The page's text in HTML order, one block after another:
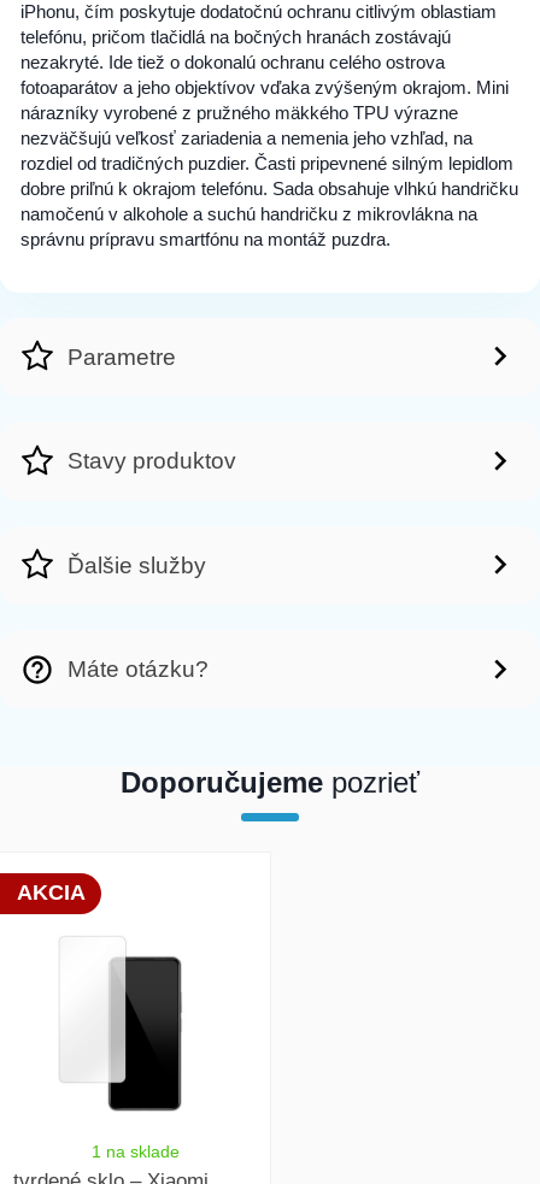
iPhonu, čím poskytuje dodatočnú ochranu citlivým oblastiam
telefónu, pričom tlačidlá na bočných hranách zostávajú
nezakryté. Ide tiež o dokonalú ochranu celého ostrova
fotoaparátov a jeho objektívov vďaka zvýšeným okrajom. Mini
nárazníky vyrobené z pružného mäkkého TPU výrazne
nezväčšujú veľkosť zariadenia a nemenia jeho vzhľad, na
rozdiel od tradičných puzdier. Časti pripevnené silným lepidlom
dobre priľnú k okrajom telefónu. Sada obsahuje vlhkú handričku
namočenú v alkohole a suchú handričku z mikrovlákna na
správnu prípravu smartfónu na montáž puzdra.
Parametre
Stavy produktov
Ďalšie služby
Máte otázku?
Doporučujeme pozrieť
AKCIA
1 na sklade